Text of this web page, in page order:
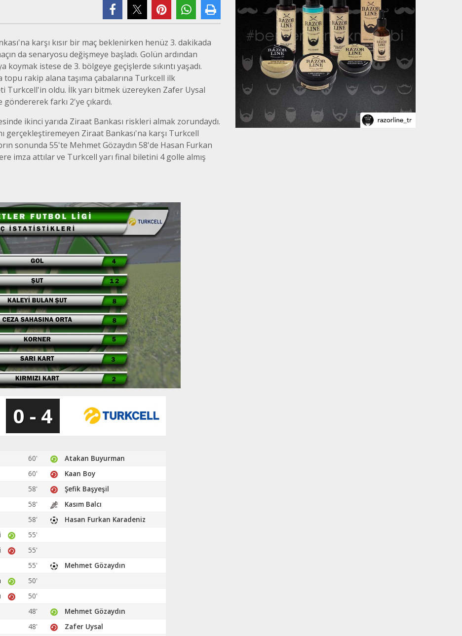
karşı kısır bir maç beklenirken henüz 3. dakikada
da senaryosu değişmeye başladı. Golün ardından
istese de 3. bölgeye geçişlerde sıkıntı yaşadı.
rakip alana taşıma çabalarına Turkcell ilk
Turkcell'in oldu. İlk yarı bitmek üzereyken Zafer Uysal
farkı 2'ye çıkardı.
ikinci yarıda Ziraat Bankası riskleri almak zorundaydı.
gerçekleştiremeyen Ziraat Bankası'na karşı Turkcell
sonunda 55'te Mehmet Gözaydın 58'de Hasan Furkan
imza attılar ve Turkcell yarı final biletini 4 golle almış
0 - 4
60'
Atakan Buyurman
60'
Kaan Boy
58'
Şefik Başyeşil
58'
Kasım Balcı
58'
Hasan Furkan Karadeniz
55'
55'
55'
Mehmet Gözaydın
50'
50'
48'
Mehmet Gözaydın
48'
Zafer Uysal